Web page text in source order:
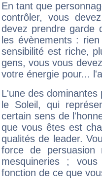
En tant que
contrôler, vous
devez prendre garde
les évènements :
sensibilité est riche,
gens, vous vous
votre énergie pour...
L'une des
le Soleil, qui
certain sens de
que vous êtes est
qualités de leader.
force de
mesquineries ;
fonction de ce que